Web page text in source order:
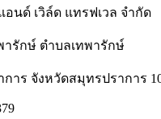
อนด์ เวิล์ด แทรฟเวล จำกัด
ารักษ์ ตำบลเทพารักษ์
าร จังหวัดสมุทรปราการ